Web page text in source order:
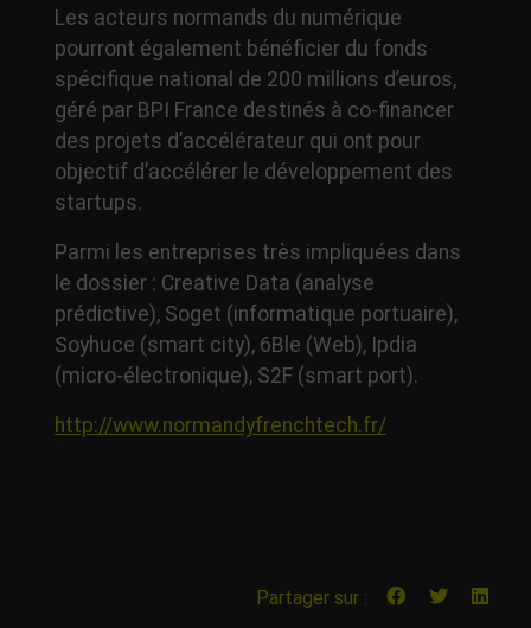
Les acteurs normands du numérique
pourront également bénéficier du fonds
spécifique national de 200 millions d’euros,
géré par BPI France destinés à co-financer
des projets d’accélérateur qui ont pour
objectif d’accélérer le développement des
startups.
Parmi les entreprises très impliquées dans
le dossier : Creative Data (analyse
prédictive), Soget (informatique portuaire),
Soyhuce (smart city), 6Ble (Web), Ipdia
(micro-électronique), S2F (smart port).
http://www.normandyfrenchtech.fr/
Partager sur :